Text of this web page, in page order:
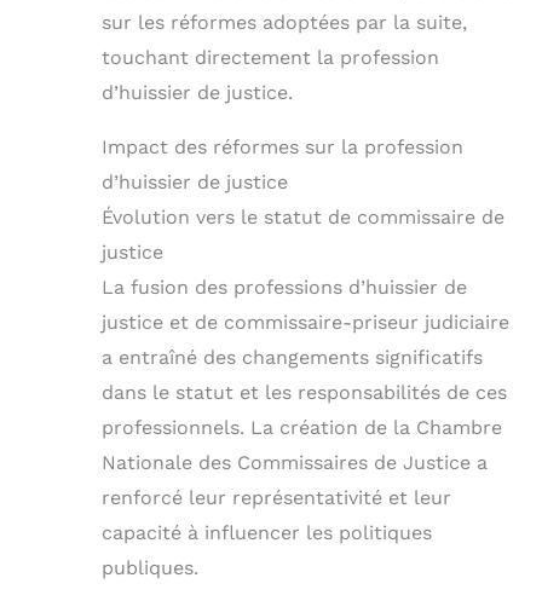
sur les réformes adoptées par la suite,
touchant directement la profession
d’huissier de justice.
Impact des réformes sur la profession
d’huissier de justice
Évolution vers le statut de commissaire de
justice
La fusion des professions d’huissier de
justice et de commissaire-priseur judiciaire
a entraîné des changements significatifs
dans le statut et les responsabilités de ces
professionnels. La création de la Chambre
Nationale des Commissaires de Justice a
renforcé leur représentativité et leur
capacité à influencer les politiques
publiques.